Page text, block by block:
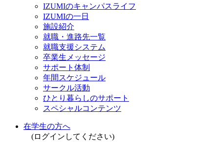
IZUMIのキャンパスライフ
IZUMIの一日
施設紹介
就職・進路先一覧
就職支援システム
卒業生メッセージ
サポート体制
年間スケジュール
サークル活動
ひとり暮らしのサポート
スペシャルコンテンツ
在学生の方へ
(ログインしてください)